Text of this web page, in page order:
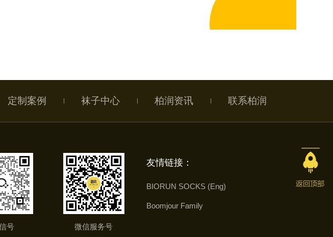
定制案例 袜子中心 柏润资讯 联系柏润
号 微信服务号
友情链接：
BIORUN SOCKS (Eng)
Boomjour Family